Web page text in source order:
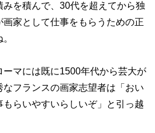
みを積んで、30代を超えてから独
画家として仕事をもらうための正
マには既に1500年代から芸大が
フランスの画家志望者は「おい
もらいやすいらしいぞ」と引っ越